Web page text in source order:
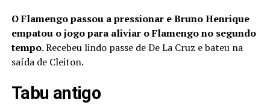
O Flamengo passou a pressionar e Bruno Henrique
empatou o jogo para aliviar o Flamengo no segundo
tempo.Recebeu lindo passe de De La Cruz e bateu na
saída de Cleiton.
Tabu antigo